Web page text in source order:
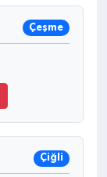
Çeşme
Çiğli